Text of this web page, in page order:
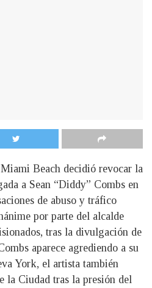
Beach decidió revocar la
a Sean “Diddy” Combs en
de abuso y tráfico
por parte del alcalde
tras la divulgación de
aparece agrediendo a su
York, el artista también
la Ciudad tras la presión del